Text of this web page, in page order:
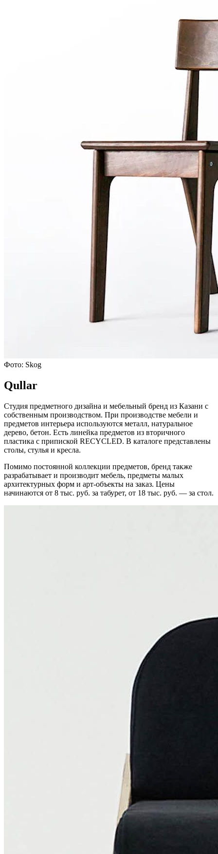
Фото: Skog
Qullar
Студия предметного дизайна и мебельный бренд из Казани с
собственным производством. При производстве мебели и
предметов интерьера используются металл, натуральное
дерево, бетон. Есть линейка предметов из вторичного
пластика с припиской RECYCLED. В каталоге представлены
столы, стулья и кресла.
Помимо постоянной коллекции предметов, бренд также
разрабатывает и производит мебель, предметы малых
архитектурных форм и арт-объекты на заказ. Цены
начинаются от 8 тыс. руб. за табурет, от 18 тыс. руб. — за стол.